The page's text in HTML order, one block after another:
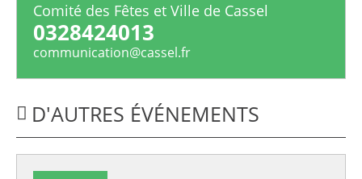
Comité des Fêtes et Ville de Cassel
0328424013
communication@cassel.fr
D'AUTRES ÉVÉNEMENTS